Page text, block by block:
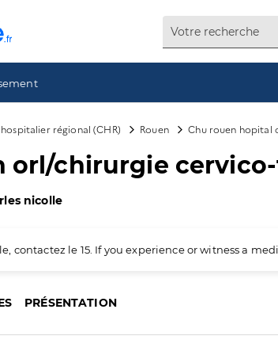
régional (CHR) Rouen Chu rouen hopital
orl/chirurgie
nicolle
contactez le 15. If you experience or witness a
PRÉSENTATION